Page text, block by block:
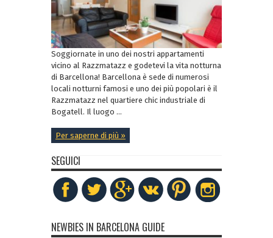
Soggiornate in uno dei nostri appartamenti
vicino al Razzmatazz e godetevi la vita notturna
di Barcellona! Barcellona è sede di numerosi
locali notturni famosi e uno dei più popolari è il
Razzmatazz nel quartiere chic industriale di
Bogatell. Il luogo ...
Per saperne di più »
SEGUICI
NEWBIES IN BARCELONA GUIDE